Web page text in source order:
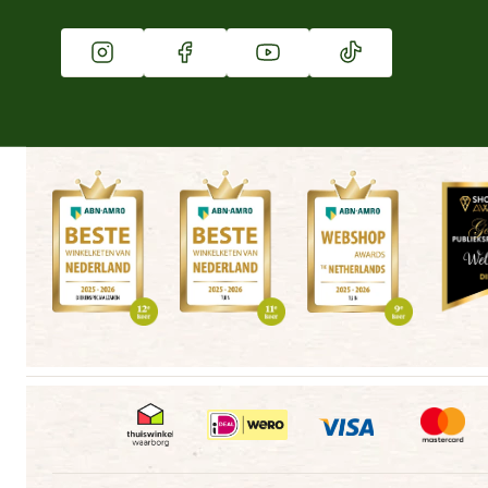
Vacatures
Winkels